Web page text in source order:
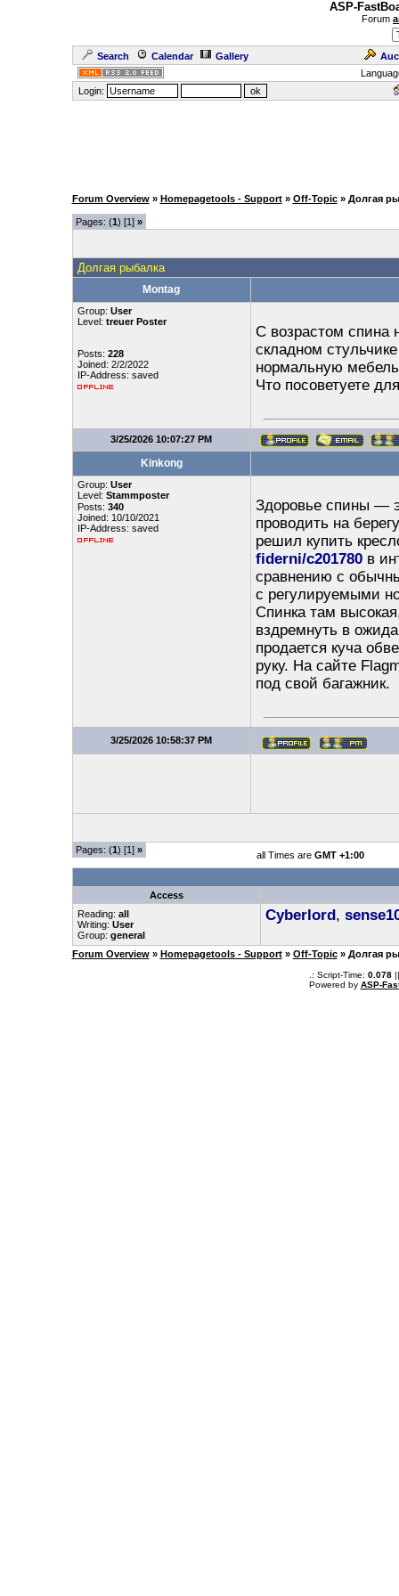
ASP-
Forum
Search Calendar Gallery
Login:
Forum Overview » Homepagetools - Support » Off-Topic » Долгая
Pages: (1) [1] »
Долгая рыбалка
Montag
Group: User
Level: treuer Poster
Posts: 228
Joined: 2/2/2022
IP-Address: saved
С возрастом спина
складном
нормальную
Что посоветуете
3/25/2026 10:07:27 PM
Kinkong
Group: User
Level: Stammposter
Posts: 340
Joined: 10/10/2021
IP-Address: saved
Здоровье спины —
проводить на
решил купить
fiderni/c201780в
сравнению с
с регулируемыми
Спинка там
вздремнуть в
продается куча
руку. На сайте
под свой багажник.
3/25/2026 10:58:37 PM
Pages: (1) [1] » all Times are GMT +1:00
Access
Reading: all
Writing: User
Group: general
Cyberlord,
Forum Overview » Homepagetools - Support » Off-Topic » Долгая
.: Script-Time: 0.078||
Powered by ASP-